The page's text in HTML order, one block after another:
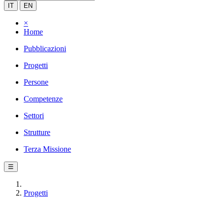
IT EN
×
Home
Pubblicazioni
Progetti
Persone
Competenze
Settori
Strutture
Terza Missione
☰
Progetti